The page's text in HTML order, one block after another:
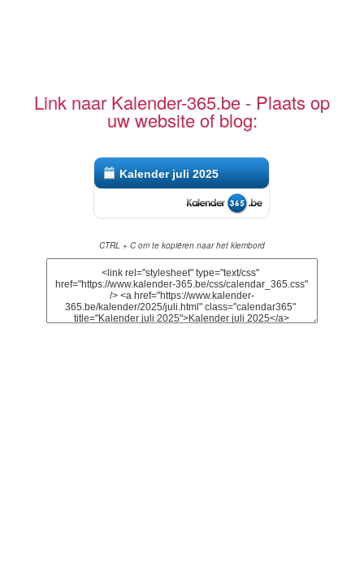
Link naar Kalender-365.be - Plaats op
uw website of blog:
Kalender juli 2025
CTRL + C om te kopiëren naar het klembord